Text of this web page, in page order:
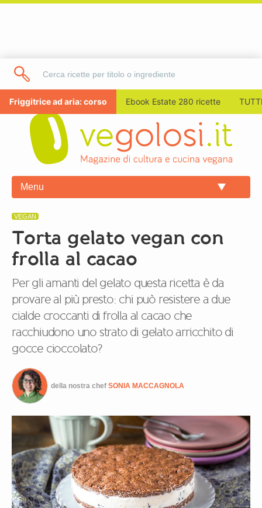
Friggitrice ad aria: corso Ebook Estate 280 ricette
Menu
VEGAN
Torta gelato vegan con
frolla al cacao
Per gli amanti del gelato questa ricetta è da
provare al più presto: chi può resistere a due
cialde croccanti di frolla al cacao che
racchiudono uno strato di gelato arricchito di
gocce cioccolato?
della nostra chef SONIA MACCAGNOLA